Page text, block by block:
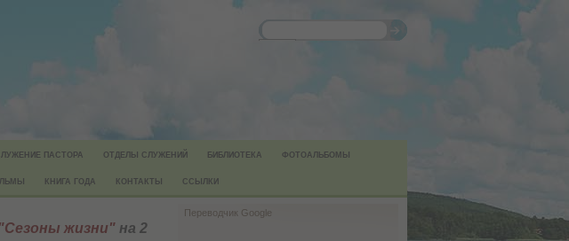
ПАСТОРА ОТДЕЛЫ СЛУЖЕНИЙ БИБЛИОТЕКА ФОТОАЛЬБОМЫ
КНИГА ГОДА КОНТАКТЫ ССЫЛКИ
"Сезоны жизни" на 2
Переводчик Google